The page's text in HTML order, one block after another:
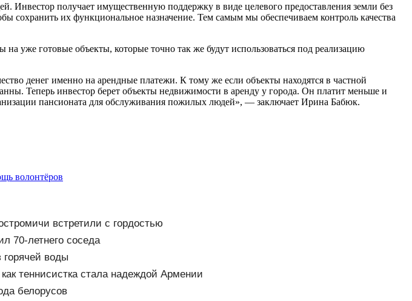
Инвестор получает имущественную поддержку в виде целевого предоставления земли без
сохранить их функциональное назначение. Тем самым мы обеспечиваем контроль качества
уже готовые объекты, которые точно так же будут использоваться под реализацию
денег именно на арендные платежи. К тому же если объекты находятся в частной
Теперь инвестор берет объекты недвижимости в аренду у города. Он платит меньше и
пансионата для обслуживания пожилых людей», — заключает Ирина Бабюк.
волонтёров
встретили с гордостью
70-летнего соседа
горячей воды
теннисистка стала надеждой Армении
белорусов